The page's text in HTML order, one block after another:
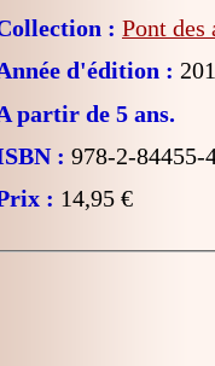
: Pont
d'édition :
partir de 5 ans.
: 978-2-84455-
: 14,95 €